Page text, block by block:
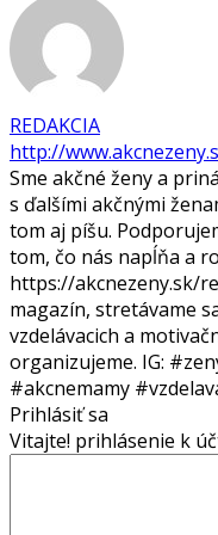
REDAKCIA
http://
Sme akčné ženy a
s ďalšími akčnými
tom aj píšu.
tom, čo nás napĺňa a
https://akcnezeny.sk/
magazín, stretávame
vzdelávacich a
organizujeme. IG:
#akcnemamy
Prihlásiť sa
Vitajte! prihlásenie k